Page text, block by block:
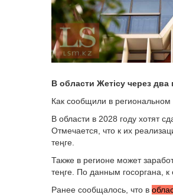
В области Жетісу через два
Как сообщили в
В области в 2028 году хотят
Отмечается, что к их
теңге.
Также в регионе может
теңге. По данным госоргана, к
Ранее сообщалось, что в